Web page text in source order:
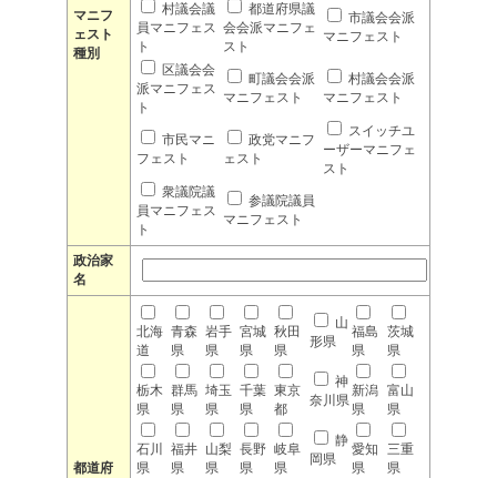
マニフ
ェスト
種別
村議会議
員マニフェス
ト
都道府県議
会会派マニフェ
スト
市議会会派
マニフェスト
区議会会
派マニフェス
ト
町議会会派
マニフェスト
村議会会派
マニフェスト
市民マニ
フェスト
政党マニフ
ェスト
スイッチユ
ーザーマニフェ
スト
衆議院議
員マニフェス
ト
参議院議員
マニフェスト
政治家
名
都道府
北海
道
青森
県
岩手
県
宮城
県
秋田
県
山
形県
福島
県
茨城
県
栃木
県
群馬
県
埼玉
県
千葉
県
東京
都
神
奈川県
新潟
県
富山
県
石川
県
福井
県
山梨
県
長野
県
岐阜
県
静
岡県
愛知
県
三重
県